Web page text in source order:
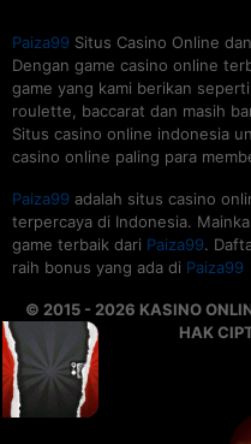
Paiza99 Situs Casino Online
Dengan game casino online
game yang kami berikan
roulette, baccarat dan masih
Situs casino online indonesia
casino online paling para
Paiza99 adalah situs casino
terpercaya di Indonesia.
game terbaik dari Paiza99.
raih bonus yang ada di Paiza99
© 2015 - 2026 KASINO
HAK